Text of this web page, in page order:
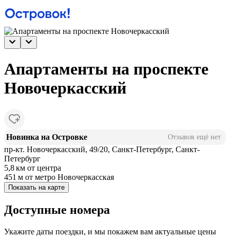
Апартаменты на проспекте
Новочеркасский
Новинка на Островке Отзывов ещё нет
пр-кт. Новочеркасский, 49/20, Санкт-Петербург, Санкт-
Петербург
5,8 км от центра
451 м от метро Новочеркасская
Показать на карте
Доступные номера
Укажите даты поездки, и мы покажем вам актуальные цены